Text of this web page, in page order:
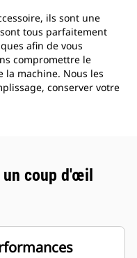
ils sont une
tous parfaitement
afin de vous
compromettre le
la machine. Nous les
conserver votre
coup d'œil